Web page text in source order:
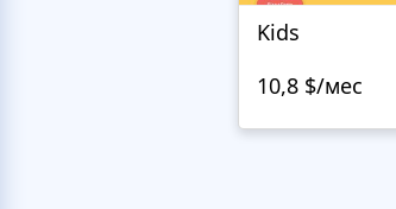
Kids
10,8 $/мес